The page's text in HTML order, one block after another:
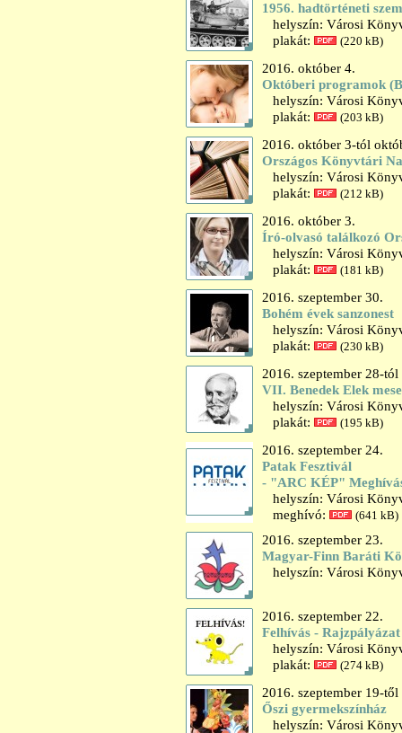
1956. hadtörténeti
helyszín: Városi
plakát:
(220 kB)
2016. október 4.
Októberi programok
helyszín: Városi
plakát:
(203 kB)
2016. október 3-tól
Országos Könyvtári
helyszín: Városi
plakát:
(212 kB)
2016. október 3.
Író-olvasó találkozó
helyszín: Városi
plakát:
(181 kB)
2016. szeptember 30.
Bohém évek sanzonest
helyszín: Városi
plakát:
(230 kB)
2016. szeptember 28-
VII. Benedek Elek
helyszín: Városi
plakát:
(195 kB)
2016. szeptember 24.
Patak Fesztivál
- "ARC KÉP"
helyszín: Városi
meghívó:
(641 kB)
2016. szeptember 23.
Magyar-Finn Baráti
helyszín: Városi
2016. szeptember 22.
Felhívás - Rajzpályázat
helyszín: Városi
plakát:
(274 kB)
2016. szeptember 19-
Őszi gyermekszínház
helyszín: Városi